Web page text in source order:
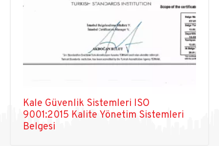
Kale Güvenlik Sistemleri ISO
9001:2015 Kalite Yönetim Sistemleri
Belgesi